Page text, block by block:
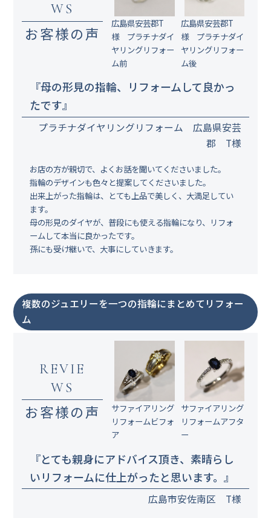
WS
お客様の声
広島県安芸郡T
様 プラチナダイ
ヤリングリフォー
ム前
広島県安芸郡T
様 プラチナダイ
ヤリングリフォー
ム後
『母の形見の指輪、リフォームして良かっ
たです』
プラチナダイヤリングリフォーム 広島県安芸
郡 T様
お店の方が親切で、よくお話を聞いてくださいました。
指輪のデザインも色々と提案してくださいました。
出来上がった指輪は、とても上品で美しく、大満足してい
ます。
母の形見のダイヤが、普段にも使える指輪になり、リフォ
ームして本当に良かったです。
孫にも受け継いで、大事にしていきます。
複数のジュエリーを一つの指輪にまとめてリフォー
ム
REVIE
WS
お客様の声
サファイアリング
リフォームビフォ
ア
サファイアリング
リフォームアフタ
ー
『とても親身にアドバイス頂き、素晴らし
いリフォームに仕上がったと思います。』
広島市安佐南区 T様